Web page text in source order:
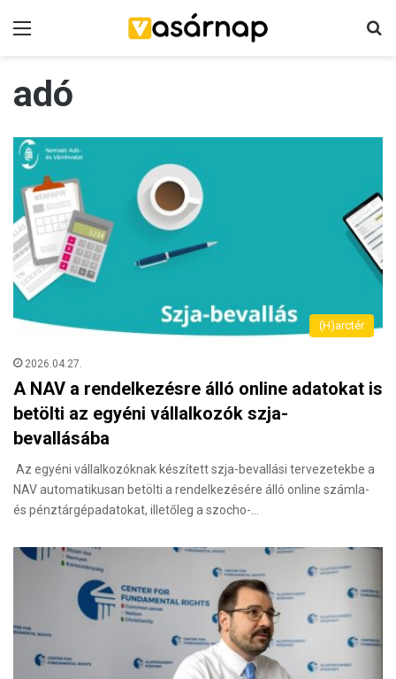
adó
(H)arctér
2026.04.27.
A NAV a rendelkezésre álló online adatokat is
betölti az egyéni vállalkozók szja-
bevallásába
Az egyéni vállalkozóknak készített szja-bevallási tervezetekbe a
NAV automatikusan betölti a rendelkezésére álló online számla-
és pénztárgépadatokat, illetőleg a szocho-…